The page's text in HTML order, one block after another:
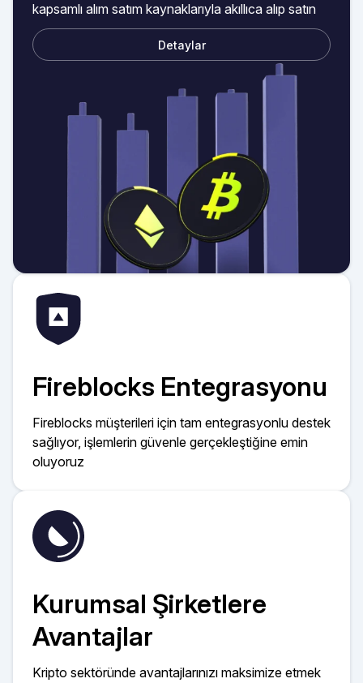
kapsamlı alım satım kaynaklarıyla akıllıca alıp satın
Detaylar
Fireblocks Entegrasyonu
Fireblocks müşterileri için tam entegrasyonlu destek
sağlıyor, işlemlerin güvenle gerçekleştiğine emin
oluyoruz
Kurumsal Şirketlere
Avantajlar
Kripto sektöründe avantajlarınızı maksimize etmek